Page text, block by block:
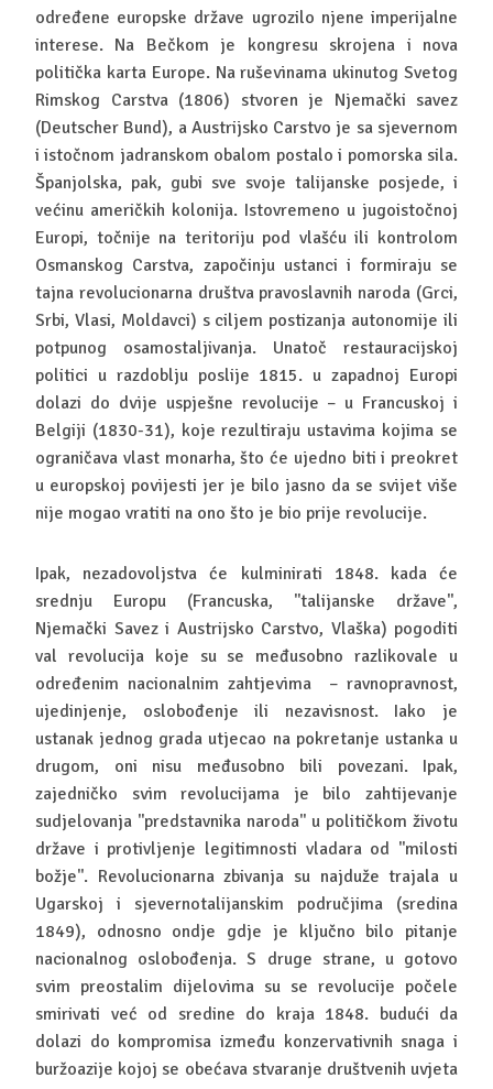
određene europske države ugrozilo njene imperijalne
interese. Na Bečkom je kongresu skrojena i nova
politička karta Europe. Na ruševinama ukinutog Svetog
Rimskog Carstva (1806) stvoren je Njemački savez
(Deutscher Bund), a Austrijsko Carstvo je sa sjevernom
i istočnom jadranskom obalom postalo i pomorska sila.
Španjolska, pak, gubi sve svoje talijanske posjede, i
većinu američkih kolonija. Istovremeno u jugoistočnoj
Europi, točnije na teritoriju pod vlašću ili kontrolom
Osmanskog Carstva, započinju ustanci i formiraju se
tajna revolucionarna društva pravoslavnih naroda (Grci,
Srbi, Vlasi, Moldavci) s ciljem postizanja autonomije ili
potpunog osamostaljivanja. Unatoč restauracijskoj
politici u razdoblju poslije 1815. u zapadnoj Europi
dolazi do dvije uspješne revolucije – u Francuskoj i
Belgiji (1830-31), koje rezultiraju ustavima kojima se
ograničava vlast monarha, što će ujedno biti i preokret
u europskoj povijesti jer je bilo jasno da se svijet više
nije mogao vratiti na ono što je bio prije revolucije.
Ipak, nezadovoljstva će kulminirati 1848. kada će
srednju Europu (Francuska, ''talijanske države'',
Njemački Savez i Austrijsko Carstvo, Vlaška) pogoditi
val revolucija koje su se međusobno razlikovale u
određenim nacionalnim zahtjevima – ravnopravnost,
ujedinjenje, oslobođenje ili nezavisnost. Iako je
ustanak jednog grada utjecao na pokretanje ustanka u
drugom, oni nisu međusobno bili povezani. Ipak,
zajedničko svim revolucijama je bilo zahtijevanje
sudjelovanja ''predstavnika naroda'' u političkom životu
države i protivljenje legitimnosti vladara od ''milosti
božje''. Revolucionarna zbivanja su najduže trajala u
Ugarskoj i sjevernotalijanskim područjima (sredina
1849), odnosno ondje gdje je ključno bilo pitanje
nacionalnog oslobođenja. S druge strane, u gotovo
svim preostalim dijelovima su se revolucije počele
smirivati već od sredine do kraja 1848. budući da
dolazi do kompromisa između konzervativnih snaga i
buržoazije kojoj se obećava stvaranje društvenih uvjeta